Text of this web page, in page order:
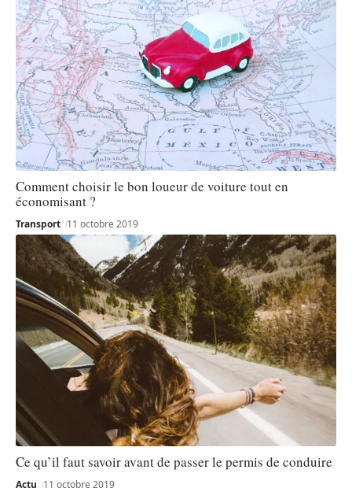
Comment choisir le bon loueur de voiture tout en
économisant ?
Transport 11 octobre 2019
Ce qu’il faut savoir avant de passer le permis de conduire
Actu 11 octobre 2019